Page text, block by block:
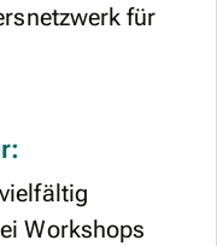
für
Workshops